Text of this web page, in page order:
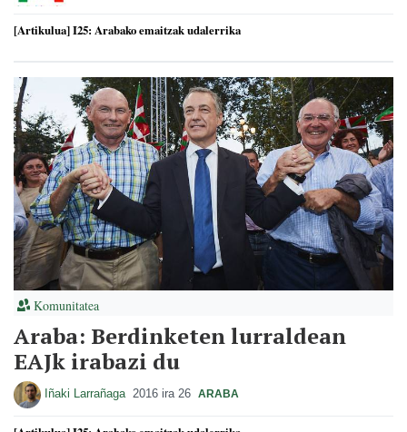
[Artikulua] I25: Arabako emaitzak udalerrika
Komunitatea
Araba: Berdinketen lurraldean
EAJk irabazi du
Iñaki Larrañaga 2016 ira 26 ARABA